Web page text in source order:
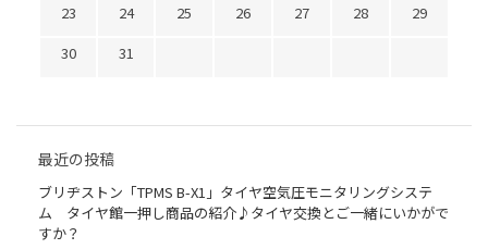
23
24 25 26 27 28
29
30
31
最近の投稿
ブリヂストン「TPMS B-X1」タイヤ空気圧モニタリングシステ
ム タイヤ館一押し商品の紹介♪タイヤ交換とご一緒にいかがで
すか？